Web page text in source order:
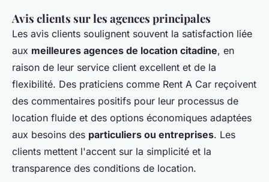
Avis clients sur les agences principales
Les avis clients soulignent souvent la satisfaction liée
aux meilleures agences de location citadine, en
raison de leur service client excellent et de la
flexibilité. Des praticiens comme Rent A Car reçoivent
des commentaires positifs pour leur processus de
location fluide et des options économiques adaptées
aux besoins des particuliers ou entreprises. Les
clients mettent l'accent sur la simplicité et la
transparence des conditions de location.